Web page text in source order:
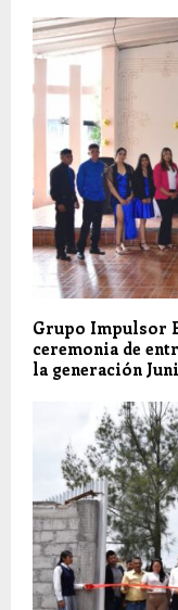
Grupo Impulsor
ceremonia de
la generación